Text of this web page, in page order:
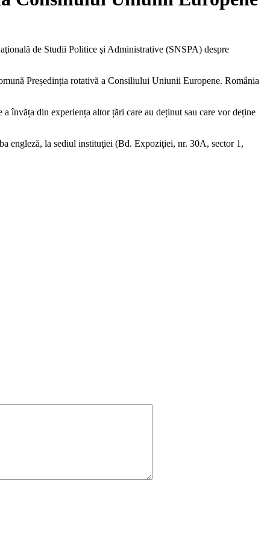
de Studii Politice şi Administrative (SNSPA) despre
Președinția rotativă a Consiliului Uniunii Europene. România
învăța din experiența altor țări care au deținut sau care vor deține
engleză, la sediul instituţiei (Bd. Expoziţiei, nr. 30A, sector 1,